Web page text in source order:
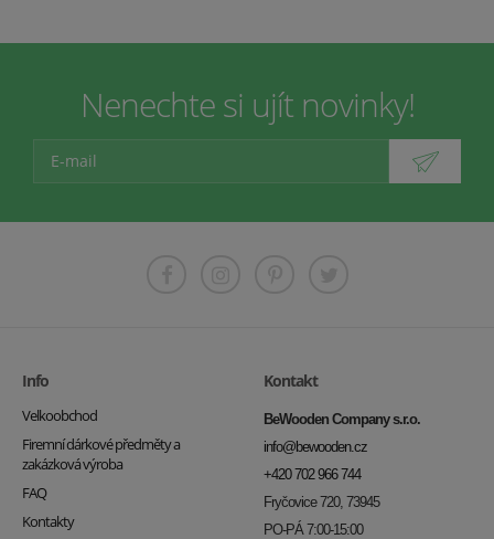
Nenechte si ujít novinky!
Info
Velkoobchod
Firemní dárkové předměty a
zakázková výroba
FAQ
Kontakty
Kontakt
BeWooden Company s.r.o.
info@bewooden.cz
+420 702 966 744
Fryčovice 720, 73945
PO-PÁ 7:00-15:00